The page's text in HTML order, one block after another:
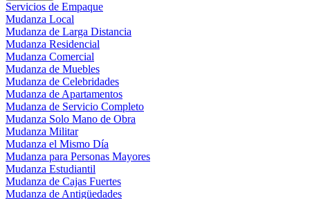
Servicios de Empaque
Mudanza Local
Mudanza de Larga Distancia
Mudanza Residencial
Mudanza Comercial
Mudanza de Muebles
Mudanza de Celebridades
Mudanza de Apartamentos
Mudanza de Servicio Completo
Mudanza Solo Mano de Obra
Mudanza Militar
Mudanza el Mismo Día
Mudanza para Personas Mayores
Mudanza Estudiantil
Mudanza de Cajas Fuertes
Mudanza de Antigüedades